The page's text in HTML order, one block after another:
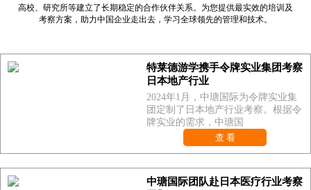
高校、研究所等建立了长期稳定的合作伙伴关系。为您提供最实效的培训及
考察方案，助力中国企业走出去，学习全球领先的管理和技术。
特莱德游学携手令牌实业集团考察
日本地产行业
2024年1月，中瑭国际为令牌实业集
团定制了日本地产行业考察。根据令
牌实业的需求，中瑭国
查 看
中瑭国际团队赴日本医疗行业考察